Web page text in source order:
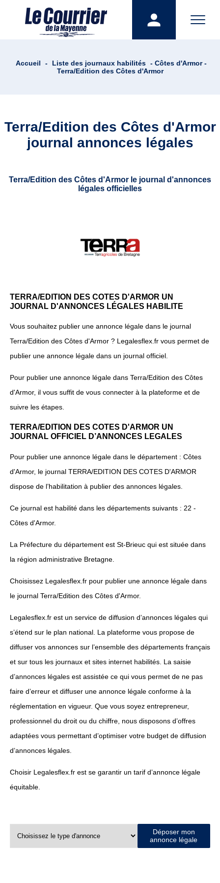
Accueil - Liste des journaux habilités - Côtes d'Armor -
Terra/Edition des Côtes d'Armor
Terra/Edition des Côtes d'Armor
journal annonces légales
Terra/Edition des Côtes d'Armor le journal d'annonces
légales officielles
TERRA/EDITION DES COTES D'ARMOR UN
JOURNAL D'ANNONCES LÉGALES HABILITE
Vous souhaitez publier une annonce légale dans le journal
Terra/Edition des Côtes d'Armor ? Legalesflex.fr vous permet de
publier une annonce légale dans un journal officiel.
Pour publier une annonce légale dans Terra/Edition des Côtes
d'Armor, il vous suffit de vous connecter à la plateforme et de
suivre les étapes.
TERRA/EDITION DES COTES D'ARMOR UN
JOURNAL OFFICIEL D’ANNONCES LEGALES
Pour publier une annonce légale dans le département : Côtes
d'Armor, le journal TERRA/EDITION DES COTES D'ARMOR
dispose de l’habilitation à publier des annonces légales.
Ce journal est habilité dans les départements suivants : 22 -
Côtes d'Armor.
La Préfecture du département est St-Brieuc qui est située dans
la région administrative Bretagne.
Choisissez Legalesflex.fr pour publier une annonce légale dans
le journal Terra/Edition des Côtes d'Armor.
Legalesflex.fr est un service de diffusion d’annonces légales qui
s’étend sur le plan national. La plateforme vous propose de
diffuser vos annonces sur l’ensemble des départements français
et sur tous les journaux et sites internet habilités. La saisie
d’annonces légales est assistée ce qui vous permet de ne pas
faire d’erreur et diffuser une annonce légale conforme à la
réglementation en vigueur. Que vous soyez entrepreneur,
professionnel du droit ou du chiffre, nous disposons d’offres
adaptées vous permettant d’optimiser votre budget de diffusion
d’annonces légales.
Choisir Legalesflex.fr est se garantir un tarif d’annonce légale
équitable.
Déposer mon
annonce légale